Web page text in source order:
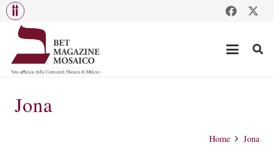
Jona
Home Jona